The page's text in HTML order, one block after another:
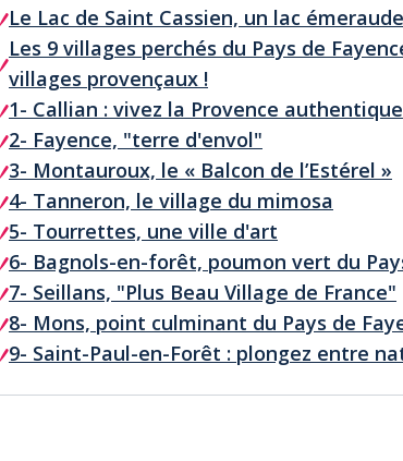
Le Lac de Saint Cassien, un lac
Les 9 villages perchés du Pays de
villages provençaux !
1- Callian : vivez la Provence authentique
2- Fayence, "terre d'envol"
3- Montauroux, le « Balcon de l’Estérel »
4- Tanneron, le village du mimosa
5- Tourrettes, une ville d'art
6- Bagnols-en-forêt, poumon vert du
7- Seillans, "Plus Beau Village de France"
8- Mons, point culminant du Pays de
9- Saint-Paul-en-Forêt : plongez entre